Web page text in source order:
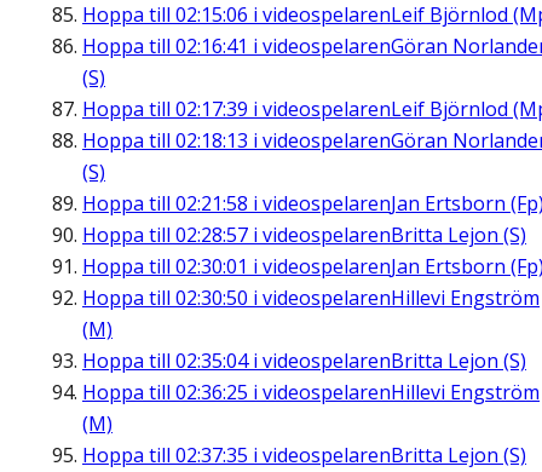
Hoppa till 02:15:06 i videospelarenLeif Björnlod
Hoppa till 02:16:41 i videospelarenGöran
(S)
Hoppa till 02:17:39 i videospelarenLeif Björnlod
Hoppa till 02:18:13 i videospelarenGöran
(S)
Hoppa till 02:21:58 i videospelarenJan Ertsborn
Hoppa till 02:28:57 i videospelarenBritta Lejon (S)
Hoppa till 02:30:01 i videospelarenJan Ertsborn
Hoppa till 02:30:50 i videospelarenHillevi Engström
(M)
Hoppa till 02:35:04i videospelarenBritta Lejon (S)
Hoppa till 02:36:25 i videospelarenHillevi Engström
(M)
Hoppa till 02:37:35 i videospelarenBritta Lejon (S)